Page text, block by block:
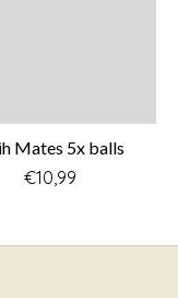
Mates 5x balls
€10,99